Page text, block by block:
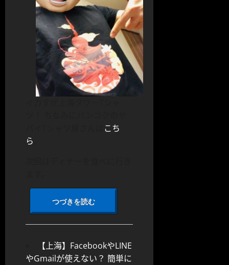
こち
ら
つづきを読む
【上海】FacebookやLINE
やGmailが使えない？ 簡単に